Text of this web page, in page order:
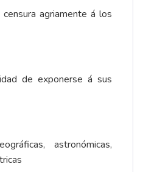
agriamente á los
de exponerse á sus
astronómicas,